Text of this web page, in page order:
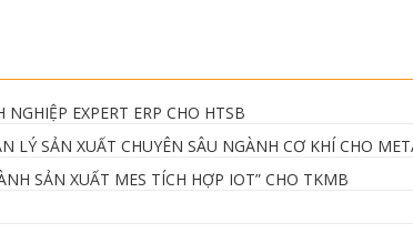
EXPERT ERP CHO HTSB
LÝ SẢN XUẤT CHUYÊN SÂU NGÀNH CƠ KHÍ CHO
SẢN XUẤT MES TÍCH HỢP IOT” CHO TKMB